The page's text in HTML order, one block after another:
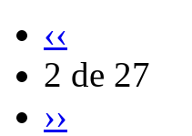
‹‹
2 de 27
››